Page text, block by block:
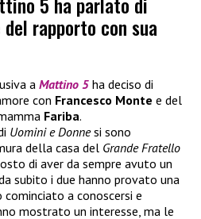
rapporto con sua
a Mattino 5 ha deciso di
con Francesco Monte e del
Fariba.
Uomini e Donnesi sono
della casa del Grande Fratello
di aver da sempre avuto un
subito i due hanno provato una
cominciato a conoscersi e
mostrato un interesse, ma le